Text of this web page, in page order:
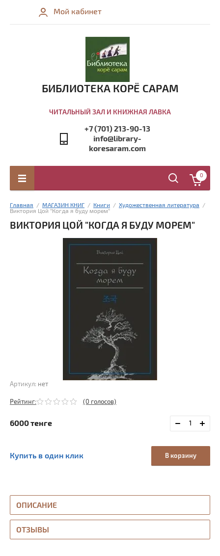
Мой кабинет
БИБЛИОТЕКА КОРЁ САРАМ
ЧИТАЛЬНЫЙ ЗАЛ И КНИЖНАЯ ЛАВКА
+7 (701) 213-90-13
info@library-
koresaram.com
0
Главная
  /
МАГАЗИН КНИГ
  /
Книги
  /
Художественная литература
  /
Виктория Цой "Когда я буду морем"
ВИКТОРИЯ ЦОЙ "КОГДА Я БУДУ МОРЕМ"
Артикул: нет
Рейтинг: (0 голосов)
6000тенге
Купить в один клик В корзину
ОПИСАНИЕ
ОТЗЫВЫ